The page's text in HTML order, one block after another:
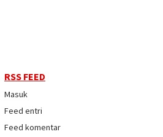
RSS FEED
Masuk
Feed entri
Feed komentar